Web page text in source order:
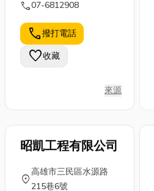
call07-6812908
call撥打電話
favorite收藏
來源
昭凱工程有限公司
location_on
高雄市三民區水源路
215巷6號